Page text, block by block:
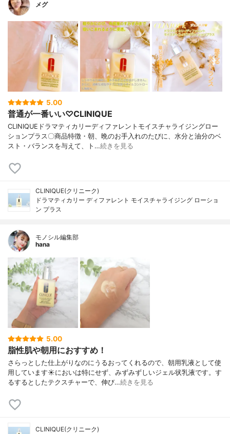
メグ
5.00
普通が一番いい♡CLINIQUE
CLINIQUEドラマティカリーディファレントモイスチャライジングロー
ションプラス〇商品特徴・朝、晩のお手入れのたびに、水分と油分のベ
スト・バランスを与えて、ト…続きを見る
CLINIQUE(クリニーク)
ドラマティカリー ディファレント モイスチャライジング ローショ
ン プラス
モノシル編集部
hana
5.00
脂性肌や朝用におすすめ！
さらっとした仕上がりなのにうるおってくれるので、朝用乳液として使
用しています☀においは特にせず、みずみずしいジェル状乳液です。す
るするとしたテクスチャーで、伸び…続きを見る
CLINIQUE(クリニーク)